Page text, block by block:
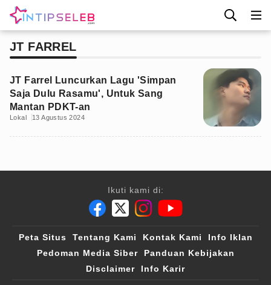
JT FARREL
JT Farrel Luncurkan Lagu 'Simpan
Saja Dulu Rasamu', Untuk Sang
Mantan PDKT-an
Lokal 13 Agustus 2024
Ikuti kami di:
Peta Situs Tentang Kami Kontak Kami
Info Iklan
Pedoman Media Siber
Panduan Kebijakan
Disclaimer
Info Karir